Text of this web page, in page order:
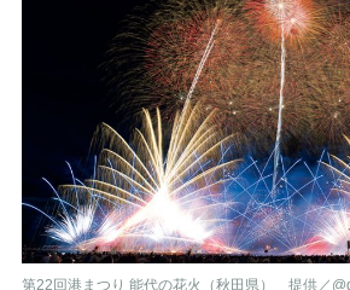
第22回港まつり 能代の花火（秋田県） 提供／